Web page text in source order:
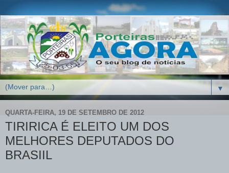
▼
QUARTA-FEIRA, 19 DE SETEMBRO DE 2012
TIRIRICA É ELEITO UM DOS
MELHORES DEPUTADOS DO
BRASIIL